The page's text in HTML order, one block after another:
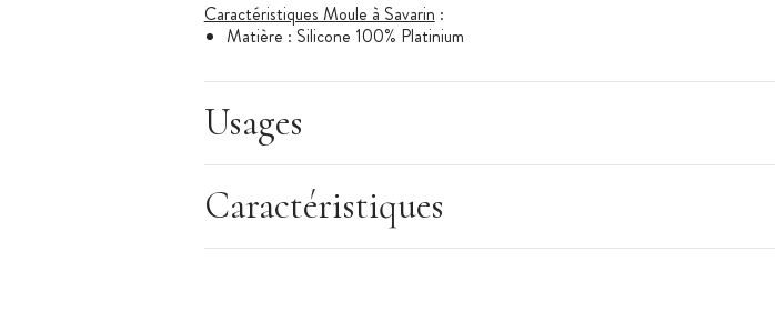
Caractéristiques Moule à Savarin :
Matière : Silicone 100% Platinium
Lavable au lave-vaisselle
Diamètre : 200 mm
Hauteur : 45 mm
Couleur : Blanc
Fabriqué en Italie
Usages
Caractéristiques